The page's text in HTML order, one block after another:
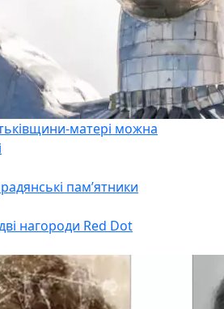
матері можна
памʼятники
нагороди Red Dot